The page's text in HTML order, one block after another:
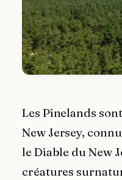
Les Pinelands
New Jersey,
le Diable du New
créatures